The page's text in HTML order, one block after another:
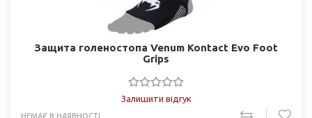
Защита голеностопа Venum Kontact Evo Foot
Grips
Залишити відгук
НЕМАЄ В НАЯВНОСТІ